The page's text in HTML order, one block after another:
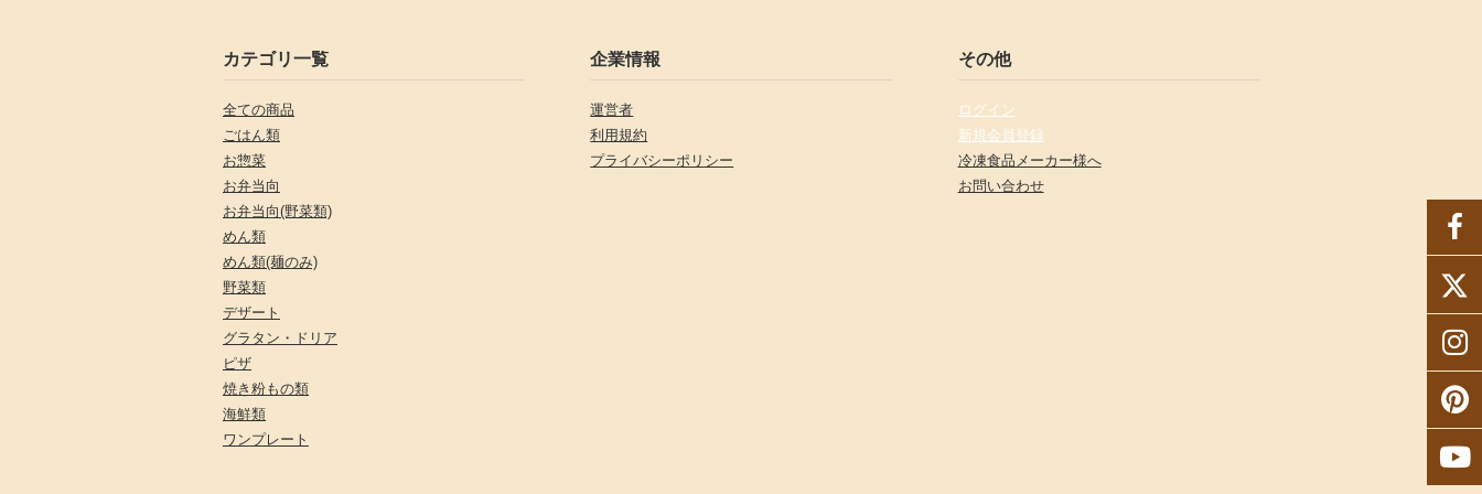
カテゴリ一覧
全ての商品
ごはん類
お惣菜
お弁当向
お弁当向(野菜類)
めん類
めん類(麺のみ)
野菜類
デザート
グラタン・ドリア
ピザ
焼き粉もの類
海鮮類
ワンプレート
企業情報
運営者
利用規約
プライバシーポリシー
その他
ログイン
新規会員登録
冷凍食品メーカー様へ
お問い合わせ